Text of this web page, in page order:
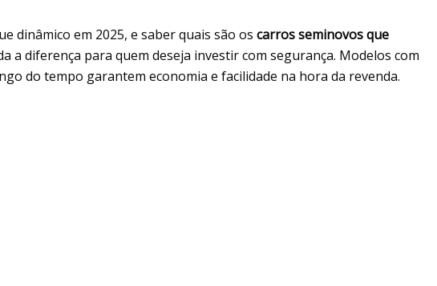
dinâmico em 2025, e saber quais são os carros seminovos que
a diferença para quem deseja investir com segurança. Modelos com
do tempo garantem economia e facilidade na hora da revenda.